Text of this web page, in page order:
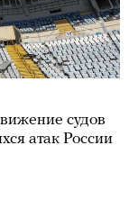
судов
атак России